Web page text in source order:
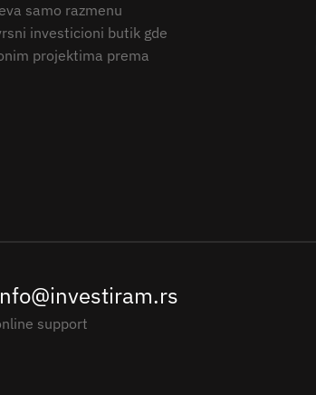
samo razmenu
investicioni butik gde
projektima prema
support